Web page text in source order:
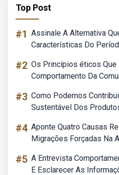
Top Post
#1 Assinale A Alternativa
Características Do
#2 Os Princípios éticos Que
Comportamento Da
#3 Como Podemos
Sustentável Dos
#4 Aponte Quatro Causas
Migrações Forçadas Na
#5 A Entrevista
E Esclarecer As